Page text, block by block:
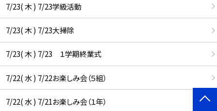
7/23( 木 ) 7/23学級活動
7/23( 木 ) 7/23大掃除
7/23( 木 ) 7/23 １学期終業式
7/22( 水 ) 7/22お楽しみ会（５組）
7/22( 水 ) 7/21お楽しみ会（１年）